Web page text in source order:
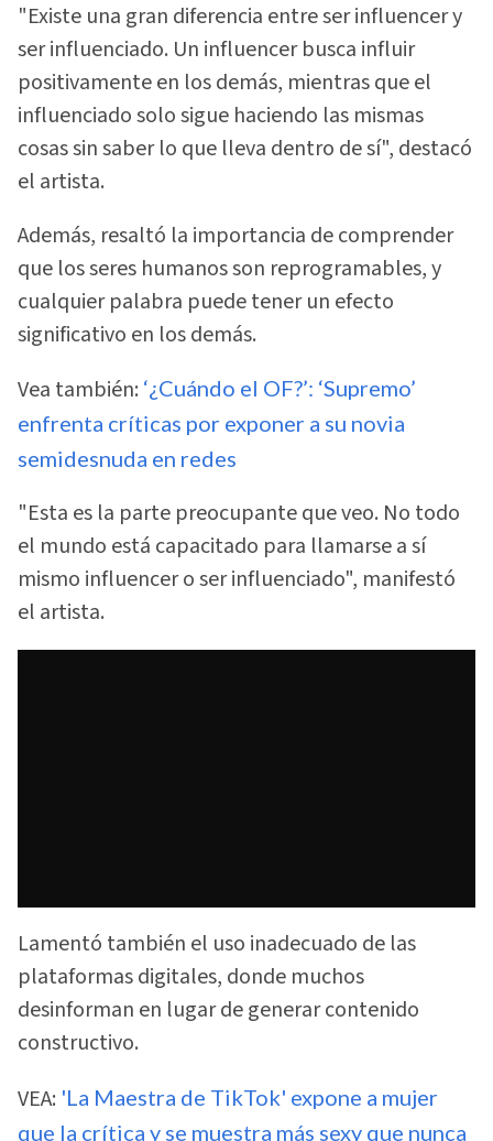
"Existe una gran diferencia entre ser influencer y
ser influenciado. Un influencer busca influir
positivamente en los demás, mientras que el
influenciado solo sigue haciendo las mismas
cosas sin saber lo que lleva dentro de sí", destacó
el artista.
Además, resaltó la importancia de comprender
que los seres humanos son reprogramables, y
cualquier palabra puede tener un efecto
significativo en los demás.
Vea también: ‘¿Cuándo el OF?’: ‘Supremo’
enfrenta críticas por exponer a su novia
semidesnuda en redes
"Esta es la parte preocupante que veo. No todo
el mundo está capacitado para llamarse a sí
mismo influencer o ser influenciado", manifestó
el artista.
Lamentó también el uso inadecuado de las
plataformas digitales, donde muchos
desinforman en lugar de generar contenido
constructivo.
VEA: 'La Maestra de TikTok' expone a mujer
que la crítica y se muestra más sexy que nunca